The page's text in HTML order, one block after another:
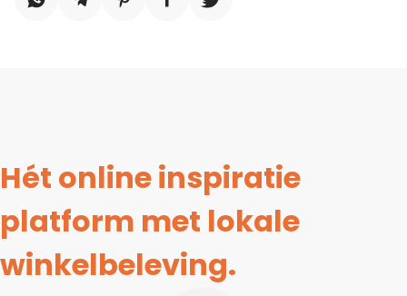
Hét online inspiratie
platform met lokale
winkelbeleving.